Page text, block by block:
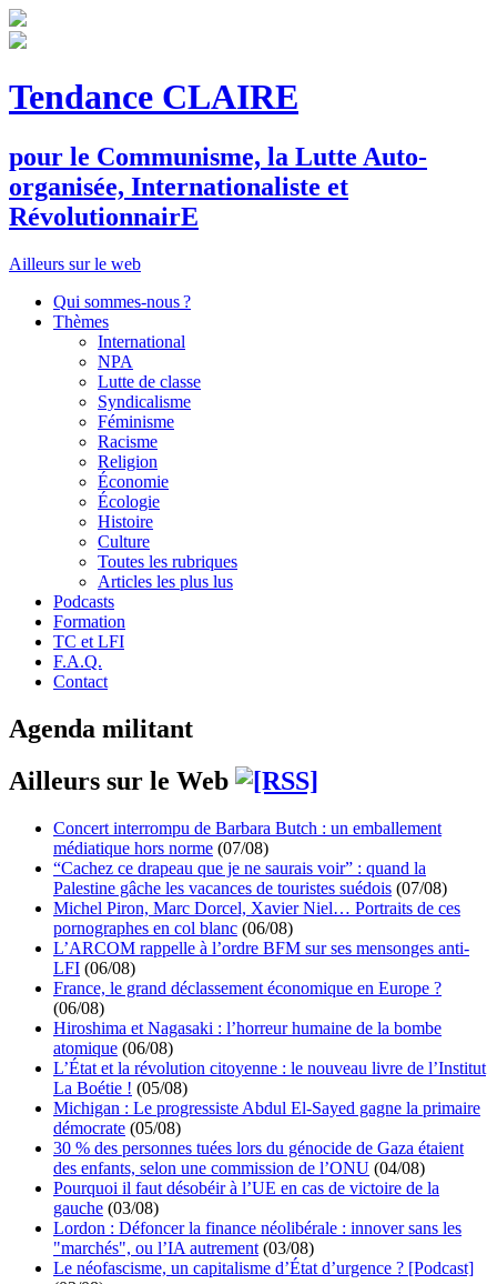
Tendance CLAIRE
pour le Communisme, la Lutte Auto-
organisée, Internationaliste et
RévolutionnairE
Ailleurs sur le web
Qui sommes-nous ?
Thèmes
International
NPA
Lutte de classe
Syndicalisme
Féminisme
Racisme
Religion
Économie
Écologie
Histoire
Culture
Toutes les rubriques
Articles les plus lus
Podcasts
Formation
TC et LFI
F.A.Q.
Contact
Agenda militant
Ailleurs sur le Web
Concert interrompu de Barbara Butch : un emballement
médiatique hors norme (07/08)
“Cachez ce drapeau que je ne saurais voir” : quand la
Palestine gâche les vacances de touristes suédois (07/08)
Michel Piron, Marc Dorcel, Xavier Niel… Portraits de ces
pornographes en col blanc (06/08)
L’ARCOM rappelle à l’ordre BFM sur ses mensonges anti-
LFI (06/08)
France, le grand déclassement économique en Europe ?
(06/08)
Hiroshima et Nagasaki : l’horreur humaine de la bombe
atomique (06/08)
L’État et la révolution citoyenne : le nouveau livre de l’Institut
La Boétie ! (05/08)
Michigan : Le progressiste Abdul El-Sayed gagne la primaire
démocrate (05/08)
30 % des personnes tuées lors du génocide de Gaza étaient
des enfants, selon une commission de l’ONU (04/08)
Pourquoi il faut désobéir à l’UE en cas de victoire de la
gauche (03/08)
Lordon : Défoncer la finance néolibérale : innover sans les
"marchés", ou l’IA autrement (03/08)
Le néofascisme, un capitalisme d’État d’urgence ? [Podcast]